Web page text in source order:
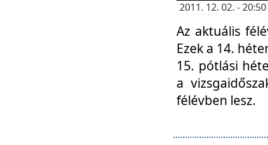
2011. 12. 02. -
Az aktuális
Ezek a 14.
15. pótlási
a
félévben lesz.